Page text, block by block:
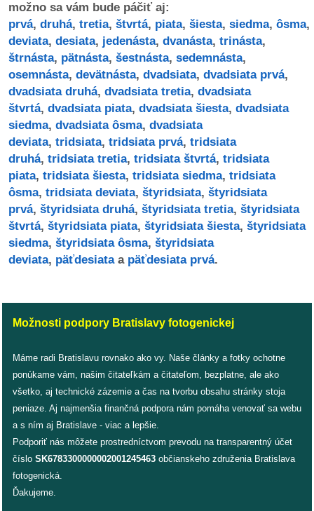
petície
vychádzky
výstavy
podpora
nás
podporili
autorské
zázemie
kontaktujte
možno sa vám bude páčiť aj:
prvá, druhá, tretia, štvrtá, piata, šiesta, siedma, ôsma,
deviata, desiata, jedenásta, dvanásta, trinásta,
štrnásta, pätnásta, šestnásta, sedemnásta,
osemnásta, devätnásta, dvadsiata, dvadsiata prvá,
dvadsiata druhá, dvadsiata tretia, dvadsiata
štvrtá, dvadsiata piata, dvadsiata šiesta, dvadsiata
siedma, dvadsiata ôsma, dvadsiata
deviata, tridsiata, tridsiata prvá, tridsiata
druhá, tridsiata tretia, tridsiata štvrtá, tridsiata
piata, tridsiata šiesta, tridsiata siedma, tridsiata
ôsma, tridsiata deviata, štyridsiata, štyridsiata
prvá, štyridsiata druhá, štyridsiata tretia, štyridsiata
štvrtá, štyridsiata piata, štyridsiata šiesta, štyridsiata
siedma, štyridsiata ôsma, štyridsiata
deviata, päťdesiataa päťdesiata prvá.
Možnosti podpory Bratislavy fotogenickej
Máme radi Bratislavu rovnako ako vy. Naše články a fotky ochotne
ponúkame vám, našim čitateľkám a čitateľom, bezplatne, ale ako
všetko, aj technické zázemie a čas na tvorbu obsahu stránky stoja
peniaze. Aj najmenšia finančná podpora nám pomáha venovať sa webu
a s ním aj Bratislave - viac a lepšie.
Podporiť nás môžete prostredníctvom prevodu na transparentný účet
číslo SK6783300000002001245463 občianskeho združenia Bratislava
fotogenická.
Ďakujeme.